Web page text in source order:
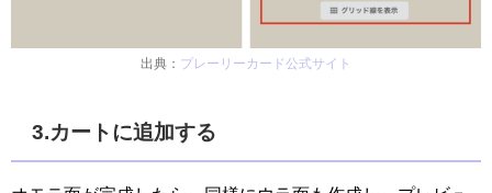
出典： プレーリーカード公式サイト
3.カートに追加する